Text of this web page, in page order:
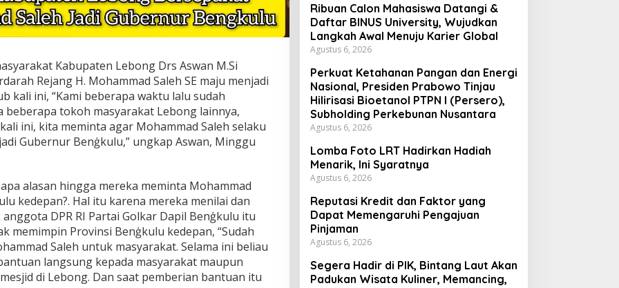
Kabupaten Lebong Drs Aswan M.Si
Rejang H. Mohammad Saleh SE maju menjadi
kali ini, “Kami beberapa waktu lalu sudah
tokoh masyarakat Lebong lainnya,
ini, kita meminta agar Mohammad Saleh selaku
Gubernur Benģkulu,” ungkap Aswan, Minggu
alasan hingga mereka meminta Mohammad
kedepan?. Hal itu karena mereka menilai dan
DPR RI Partai Golkar Dapil Benģkulu itu
memimpin Provinsi Benģkulu kedepan, “Sudah
Saleh untuk masyarakat. Selama ini beliau
langsung kepada masyarakat maupun
di Lebong. Dan saat pemberian bantuan itu
Ribuan Calon Mahasiswa Datangi &
Daftar BINUS University, Wujudkan
Langkah Awal Menuju Karier Global
Agustus 6, 2026
Perkuat Ketahanan Pangan dan Energi
Nasional, Presiden Prabowo Tinjau
Hilirisasi Bioetanol PTPN I (Persero),
Subholding Perkebunan Nusantara
Agustus 6, 2026
Lomba Foto LRT Hadirkan Hadiah
Menarik, Ini Syaratnya
Agustus 6, 2026
Reputasi Kredit dan Faktor yang
Dapat Memengaruhi Pengajuan
Pinjaman
Agustus 6, 2026
Segera Hadir di PIK, Bintang Laut Akan
Padukan Wisata Kuliner, Memancing,